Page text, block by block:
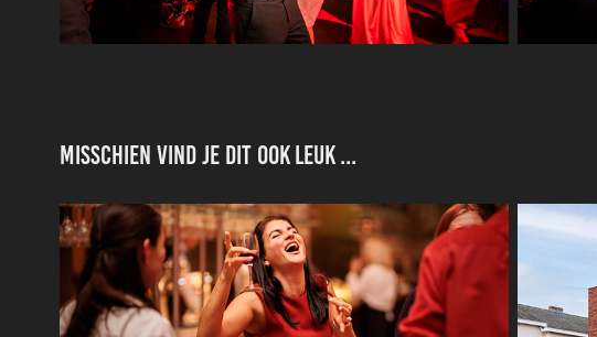
Misschien vind je dit ook leuk ...